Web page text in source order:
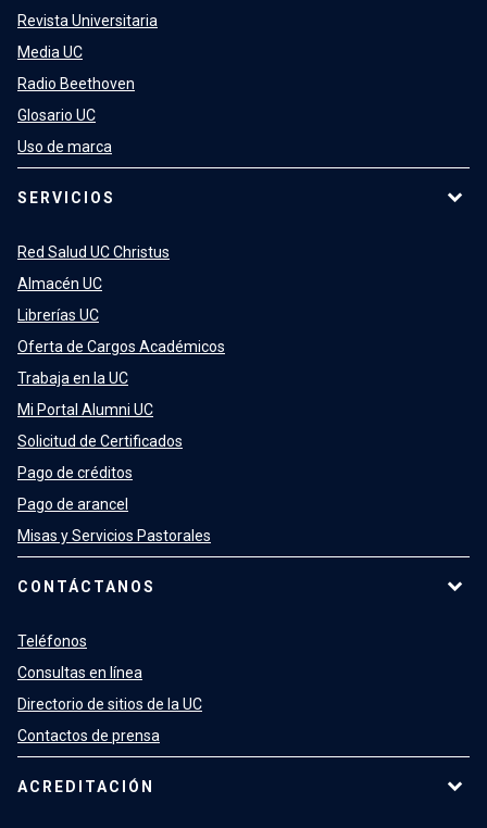
Revista Universitaria
Media UC
Radio Beethoven
Glosario UC
Uso de marca
SERVICIOS
Red Salud UC Christus
Almacén UC
Librerías UC
Oferta de Cargos Académicos
Trabaja en la UC
Mi Portal Alumni UC
Solicitud de Certificados
Pago de créditos
Pago de arancel
Misas y Servicios Pastorales
CONTÁCTANOS
Teléfonos
Consultas en línea
Directorio de sitios de la UC
Contactos de prensa
ACREDITACIÓN